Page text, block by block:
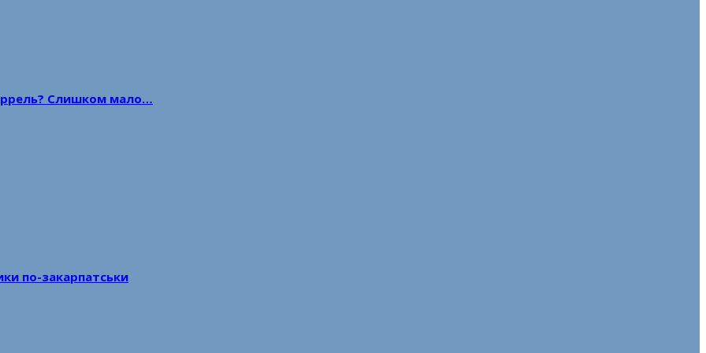
Слишком мало…
по-закарпатськи